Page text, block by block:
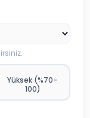
Yüksek (%70–
100)